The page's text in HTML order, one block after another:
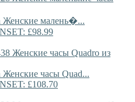
Женские малень�...
£98.99
Женские часы Quad...
£108.70